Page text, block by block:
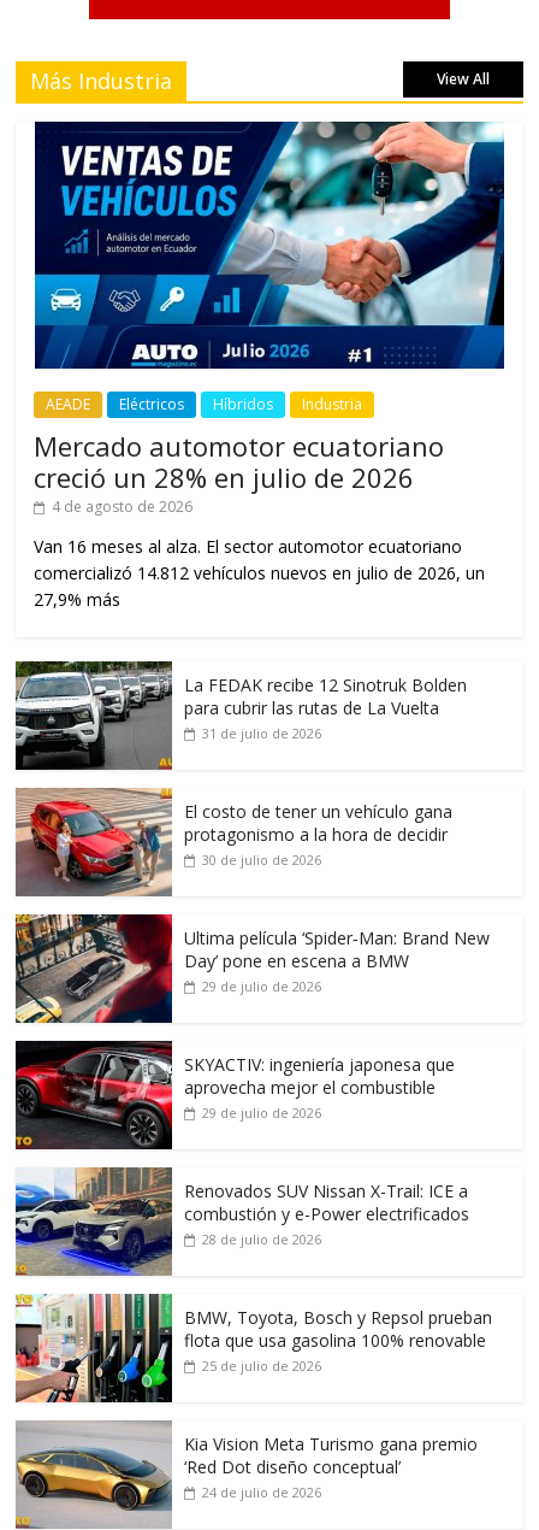
Más Industria View All
AEADE Eléctricos Híbridos Industria
Mercado automotor ecuatoriano
creció un 28% en julio de 2026
4 de agosto de 2026
Van 16 meses al alza. El sector automotor ecuatoriano
comercializó 14.812 vehículos nuevos en julio de 2026, un
27,9% más
La FEDAK recibe 12 Sinotruk Bolden
para cubrir las rutas de La Vuelta
31 de julio de 2026
El costo de tener un vehículo gana
protagonismo a la hora de decidir
30 de julio de 2026
Ultima película ‘Spider‑Man: Brand New
Day’ pone en escena a BMW
29 de julio de 2026
SKYACTIV: ingeniería japonesa que
aprovecha mejor el combustible
29 de julio de 2026
Renovados SUV Nissan X-Trail: ICE a
combustión y e-Power electrificados
28 de julio de 2026
BMW, Toyota, Bosch y Repsol prueban
flota que usa gasolina 100% renovable
25 de julio de 2026
Kia Vision Meta Turismo gana premio
‘Red Dot diseño conceptual’
24 de julio de 2026